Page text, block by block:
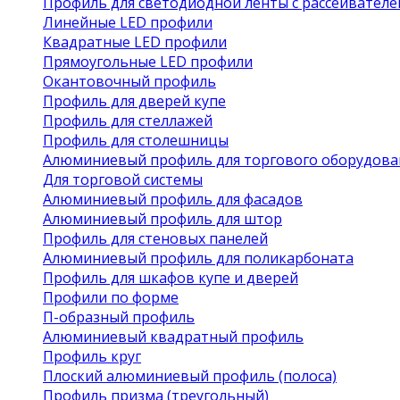
Линейные LED профили
Квадратные LED профили
Прямоугольные LED профили
Окантовочный профиль
Профиль для дверей купе
Профиль для стеллажей
Профиль для столешницы
Алюминиевый профиль для торгового
Для торговой системы
Алюминиевый профиль для фасадов
Алюминиевый профиль для штор
Профиль для стеновых панелей
Алюминиевый профиль для поликарбоната
Профиль для шкафов купе и дверей
Профили по форме
П-образный профиль
Алюминиевый квадратный профиль
Профиль круг
Плоский алюминиевый профиль (полоса)
Профиль призма (треугольный)